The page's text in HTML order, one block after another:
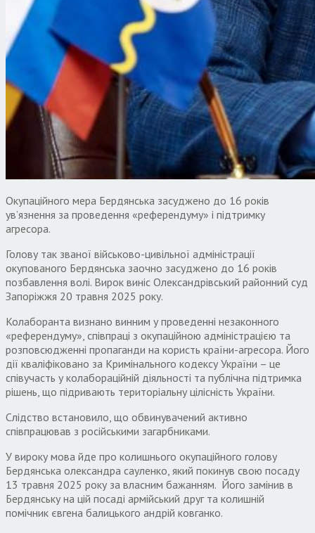
Окупаційного мера Бердянська засуджено до 16 років
ув’язнення за проведення «референдуму» і підтримку
агресора.
Голову так званої військово-цивільної адміністрації
окупованого Бердянська заочно засуджено до 16 років
позбавлення волі. Вирок виніс Олександрівський районний суд
Запоріжжя 20 травня 2025 року.
Колаборанта визнано винним у проведенні незаконного
«референдуму», співпраці з окупаційною адміністрацією та
розповсюдженні пропаганди на користь країни-агресора. Його
дії кваліфіковано за Кримінального кодексу України – це
співучасть у колабораційній діяльності та публічна підтримка
рішень, що підривають територіальну цілісність України.
Слідство встановило, що обвинувачений активно
співпрацював з російськими загарбниками.
У вироку мова йде про колишнього окупаційного голову
Бердянська олександра сауленко, який покинув свою посаду
13 травня 2025 року за власним бажанням. Його замінив в
Бердянську на цій посаді армійський друг та колишній
помічник євгена балицького андрій ковганко.